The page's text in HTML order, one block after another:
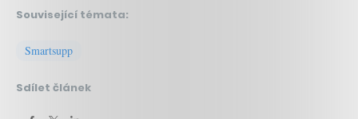
Související témata:
Smartsupp
Sdílet článek